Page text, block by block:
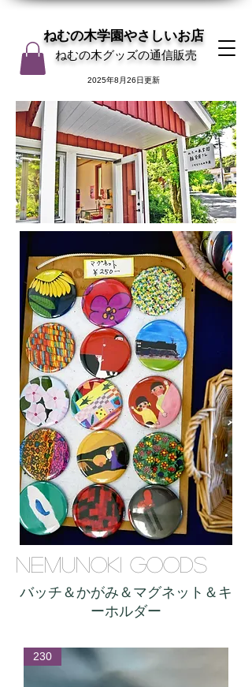
ねむの木学園やさしいお店
ねむの木グッズの通信販売
2025年8月26日更新
NEMUNOKI GOODS
バッチ＆かがみ＆マグネット＆キ
ーホルダー
230